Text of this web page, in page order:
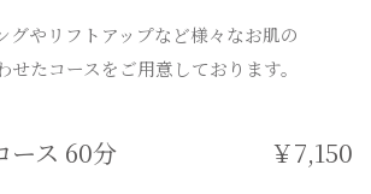
グやリフトアップなど様々なお肌の
せたコースをご用意しております。
ース 60分
￥7,150